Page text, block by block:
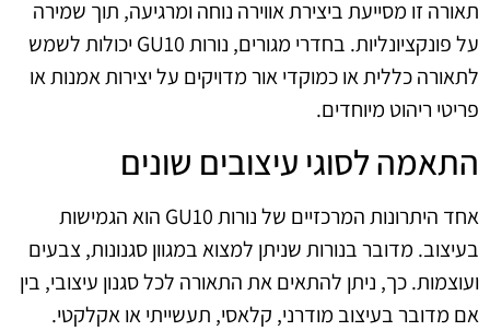
תאורה זו מסייעת ביצירת אווירה נוחה ומרגיעה, תוך שמירה
על פונקציונליות. בחדרי מגורים, נורות GU10 יכולות לשמש
לתאורה כללית או כמוקדי אור מדויקים על יצירות אמנות או
פריטי ריהוט מיוחדים.
התאמה לסוגי עיצובים שונים
אחד היתרונות המרכזיים של נורות GU10 הוא הגמישות
בעיצוב. מדובר בנורות שניתן למצוא במגוון סגנונות, צבעים
ועוצמות. כך, ניתן להתאים את התאורה לכל סגנון עיצובי, בין
אם מדובר בעיצוב מודרני, קלאסי, תעשייתי או אקלקטי.